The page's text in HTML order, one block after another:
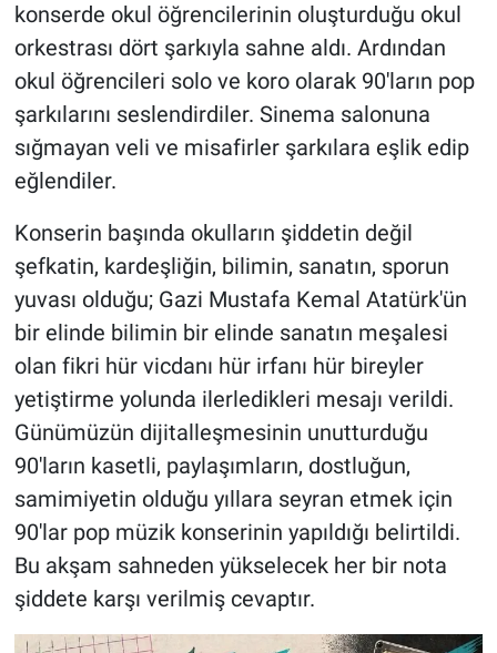
konserde okul öğrencilerinin oluşturduğu okul
orkestrası dört şarkıyla sahne aldı. Ardından
okul öğrencileri solo ve koro olarak 90'ların pop
şarkılarını seslendirdiler. Sinema salonuna
sığmayan veli ve misafirler şarkılara eşlik edip
eğlendiler.
Konserin başında okulların şiddetin değil
şefkatin, kardeşliğin, bilimin, sanatın, sporun
yuvası olduğu; Gazi Mustafa Kemal Atatürk'ün
bir elinde bilimin bir elinde sanatın meşalesi
olan fikri hür vicdanı hür irfanı hür bireyler
yetiştirme yolunda ilerledikleri mesajı verildi.
Günümüzün dijitalleşmesinin unutturduğu
90'ların kasetli, paylaşımların, dostluğun,
samimiyetin olduğu yıllara seyran etmek için
90'lar pop müzik konserinin yapıldığı belirtildi.
Bu akşam sahneden yükselecek her bir nota
şiddete karşı verilmiş cevaptır.